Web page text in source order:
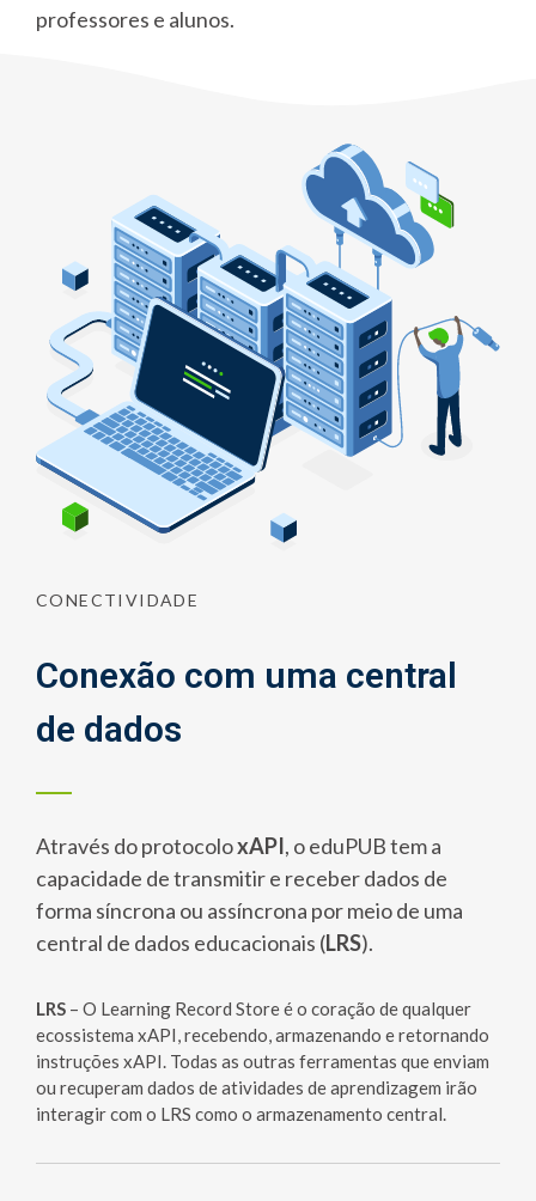
professores e alunos.
CONECTIVIDADE
Conexão com uma central
de dados
Através do protocoloxAPI, o eduPUB tem a
capacidade de transmitir e receber dados de
forma síncrona ou assíncrona por meio de uma
central de dados educacionais (LRS).
LRS – O Learning Record Store é o coração de qualquer
ecossistema xAPI, recebendo, armazenando e retornando
instruções xAPI. Todas as outras ferramentas que enviam
ou recuperam dados de atividades de aprendizagem irão
interagir com o LRS como o armazenamento central.